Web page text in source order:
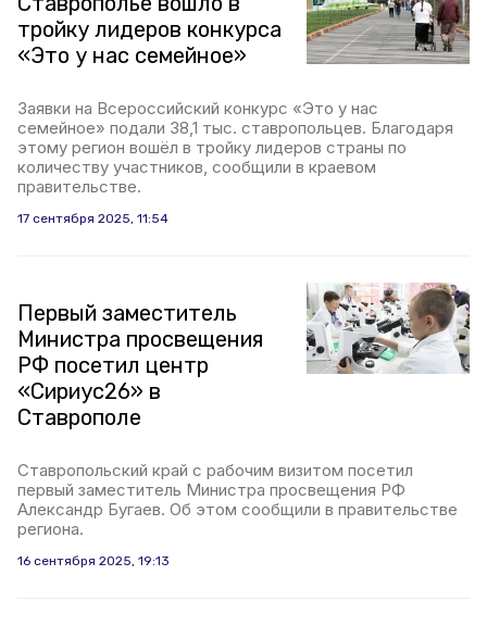
тройку лидеров конкурса
«Это у нас семейное»
Заявки на Всероссийский конкурс «Это у нас
семейное» подали 38,1 тыс. ставропольцев. Благодаря
этому регион вошёл в тройку лидеров страны по
количеству участников, сообщили в краевом
правительстве.
17 сентября 2025, 11:54
Первый заместитель
Министра просвещения
РФ посетил центр
«Сириус26» в
Ставрополе
Ставропольский край с рабочим визитом посетил
первый заместитель Министра просвещения РФ
Александр Бугаев. Об этом сообщили в правительстве
региона.
16 сентября 2025, 19:13